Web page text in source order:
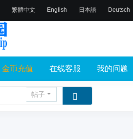
繁體中文 English 日本語 Deutsch
金币充值 在线客服 我的问题
帖子